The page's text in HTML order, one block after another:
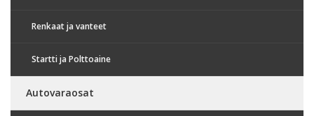
Renkaat ja vanteet
Startti ja Polttoaine
Autovaraosat